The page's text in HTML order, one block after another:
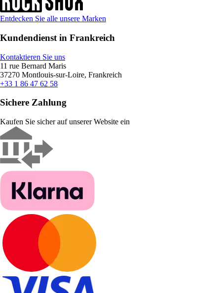
Entdecken Sie alle unsere Marken
Kundendienst in Frankreich
Kontaktieren Sie uns
11 rue Bernard Maris
37270 Montlouis-sur-Loire, Frankreich
+33 1 86 47 62 58
Sichere Zahlung
Kaufen Sie sicher auf unserer Website ein